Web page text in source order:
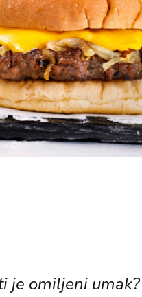
je omiljeni umak?